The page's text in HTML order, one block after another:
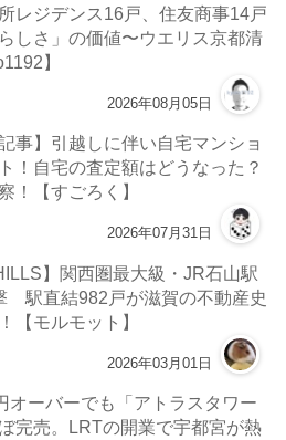
レジデンス16戸、住友商事14戸
しさ」の価値〜ウエリス京都清
】
2026年08月05日
事】引越しに伴い自宅マンショ
！自宅の査定額はどうなった？
！【すごろく】
2026年07月31日
】関西圏最大級・JR石山駅
駅直結982戸が滋賀の不動産史
【モルモット】
2026年03月01日
オーバーでも「アトラスタワー
完売。LRTの開業で宇都宮が熱